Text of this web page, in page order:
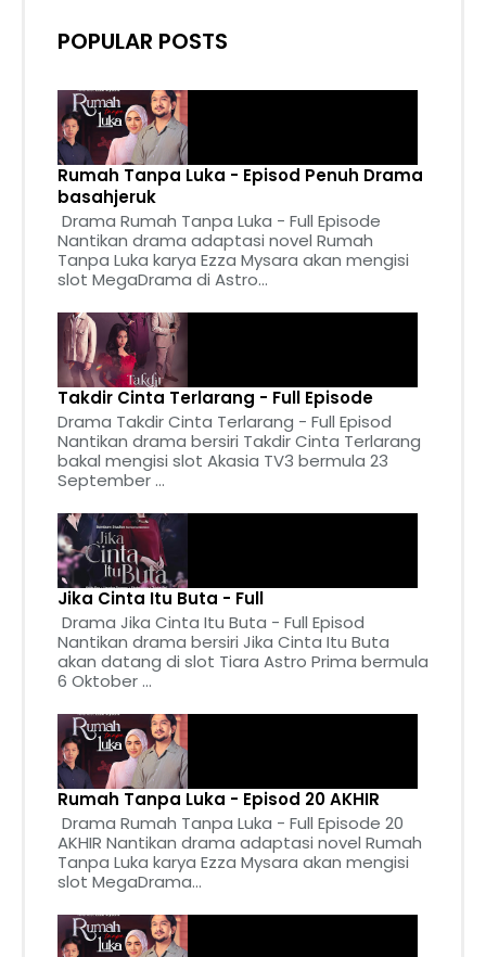
POPULAR POSTS
Rumah Tanpa Luka - Episod Penuh Drama
basahjeruk
Drama Rumah Tanpa Luka - Full Episode
Nantikan drama adaptasi novel Rumah
Tanpa Luka karya Ezza Mysara akan mengisi
slot MegaDrama di Astro...
Takdir Cinta Terlarang - Full Episode
Drama Takdir Cinta Terlarang - Full Episod
Nantikan drama bersiri Takdir Cinta Terlarang
bakal mengisi slot Akasia TV3 bermula 23
September ...
Jika Cinta Itu Buta - Full
Drama Jika Cinta Itu Buta - Full Episod
Nantikan drama bersiri Jika Cinta Itu Buta
akan datang di slot Tiara Astro Prima bermula
6 Oktober ...
Rumah Tanpa Luka - Episod 20 AKHIR
Drama Rumah Tanpa Luka - Full Episode 20
AKHIR Nantikan drama adaptasi novel Rumah
Tanpa Luka karya Ezza Mysara akan mengisi
slot MegaDrama...